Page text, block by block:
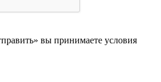
вы принимаете условия